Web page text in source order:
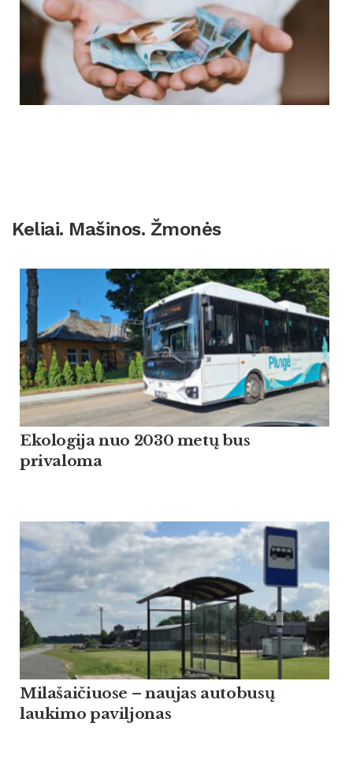
Keliai. Mašinos. Žmonės
Ekologija nuo 2030 metų bus
privaloma
Milašaičiuose – naujas autobusų
laukimo paviljonas